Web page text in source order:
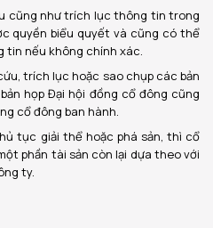
cũng như trích lục thông tin trong
quyền biểu quyết và cũng có thể
tin nếu không chính xác.
trích lục hoặc sao chụp các bản
họp Đại hội đồng cổ đông cũng
cổ đông ban hành.
tục giải thể hoặc phá sản, thì cổ
phần tài sản còn lại dựa theo với
ty.